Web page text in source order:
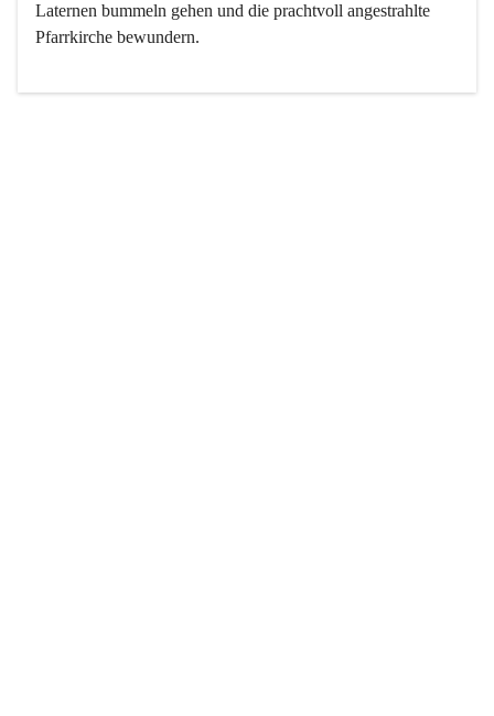
Laternen bummeln gehen und die prachtvoll angestrahlte
Pfarrkirche bewundern.
Der Weinbau dominert heute nicht mehr, ist aber integrativer